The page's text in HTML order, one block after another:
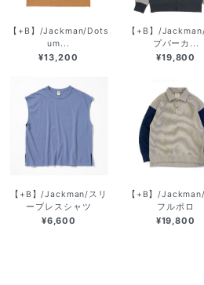
【+B】/Jackman/Dots
um...
¥13,200
【+B】/
プパーカ...
¥19,800
【+B】/Jackman/スリ
ーブレスシャツ
¥6,600
【+B】/
フルポロ
¥19,800